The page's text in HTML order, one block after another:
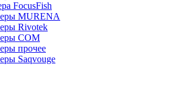
FocusFish
MURENA
Rivotek
СОМ
прочее
Saqvouge